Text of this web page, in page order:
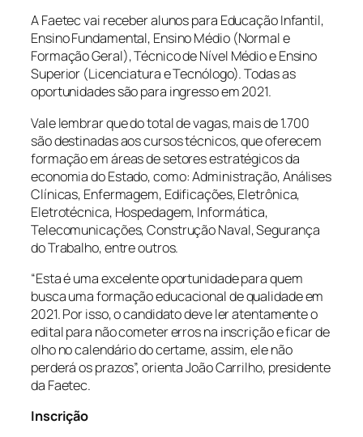
A Faetec vai receber alunos para Educação Infantil,
Ensino Fundamental, Ensino Médio (Normal e
Formação Geral), Técnico de Nível Médio e Ensino
Superior (Licenciatura e Tecnólogo). Todas as
oportunidades são para ingresso em 2021.
Vale lembrar que do total de vagas, mais de 1.700
são destinadas aos cursos técnicos, que oferecem
formação em áreas de setores estratégicos da
economia do Estado, como: Administração, Análises
Clínicas, Enfermagem, Edificações, Eletrônica,
Eletrotécnica, Hospedagem, Informática,
Telecomunicações, Construção Naval, Segurança
do Trabalho, entre outros.
“Esta é uma excelente oportunidade para quem
busca uma formação educacional de qualidade em
2021. Por isso, o candidato deve ler atentamente o
edital para não cometer erros na inscrição e ficar de
olho no calendário do certame, assim, ele não
perderá os prazos”, orienta João Carrilho, presidente
da Faetec.
Inscrição